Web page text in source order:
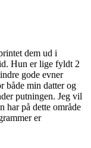
dem ud i
Hun er lige fyldt 2
gode evner
både min datter og
putningen. Jeg vil
har på dette område
er